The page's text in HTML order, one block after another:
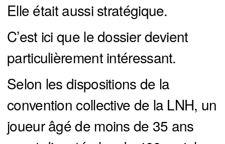
Elle était aussi stratégique.
C’est ici que le dossier devient
particulièrement intéressant.
Selon les dispositions de la
convention collective de la LNH, un
joueur âgé de moins de 35 ans